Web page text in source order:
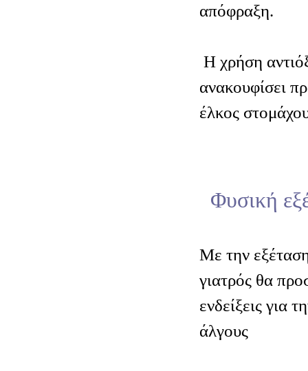
απόφραξη.
Η χρήση
ανακουφίσει
έλκος
Φυσική
Με την
γιατρός θα
ενδείξεις για
άλγους